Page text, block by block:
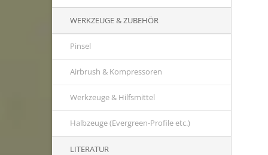
WERKZEUGE & ZUBEHÖR
Pinsel
Airbrush & Kompressoren
Werkzeuge & Hilfsmittel
Halbzeuge (Evergreen-Profile etc.)
LITERATUR